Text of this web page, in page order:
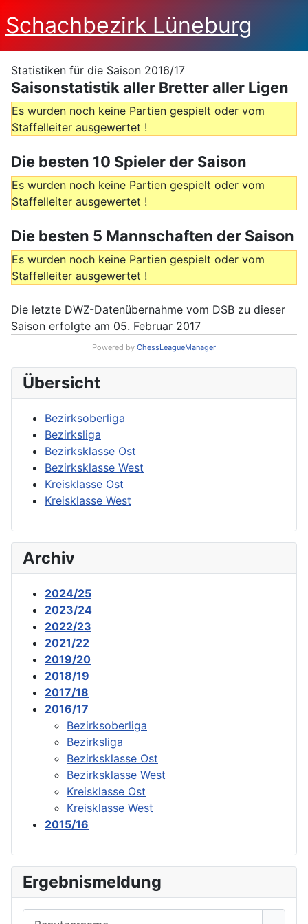
Schachbezirk Lüneburg
Übersicht
Bezirksoberliga
Bezirksliga
Bezirksklasse Ost
Bezirksklasse West
Kreisklasse Ost
Kreisklasse West
Archiv
2024/25
2023/24
2022/23
2021/22
2019/20
2018/19
2017/18
2016/17
Bezirksoberliga
Bezirksliga
Bezirksklasse Ost
Bezirksklasse West
Kreisklasse Ost
Kreisklasse West
2015/16
Ergebnismeldung
Statistiken für die Saison 2016/17
Saisonstatistik aller Bretter aller Ligen
Es wurden noch keine Partien gespielt oder vom
Staffelleiter ausgewertet !
Die besten 10 Spieler der Saison
Es wurden noch keine Partien gespielt oder vom
Staffelleiter ausgewertet !
Die besten 5 Mannschaften der Saison
Es wurden noch keine Partien gespielt oder vom
Staffelleiter ausgewertet !
Die letzte DWZ-Datenübernahme vom DSB zu dieser
Saison erfolgte am 05. Februar 2017
Powered by ChessLeagueManager